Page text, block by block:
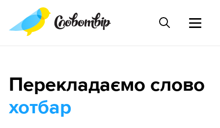
Перекладаємо слово
хотбар